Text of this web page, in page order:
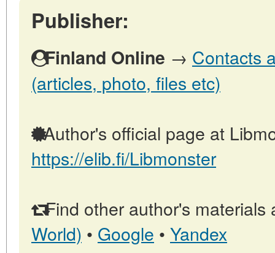
Publisher:
Finland Online → Contacts
(articles, photo, files etc)
Author's official page at
https://elib.fi/Libmonster
Find other author's materials
World) • Google • Yandex